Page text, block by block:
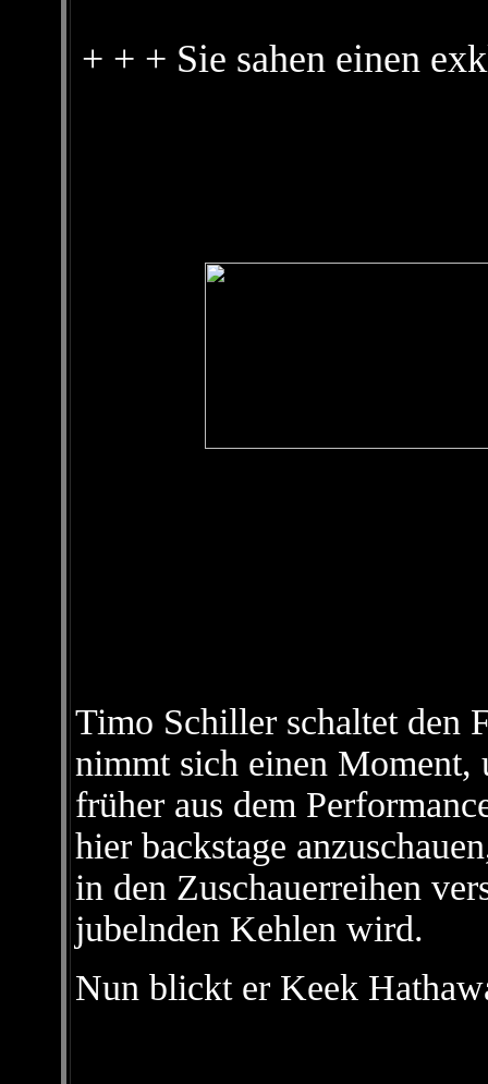
+ + + Sie sahen einen
Timo Schiller schaltet den
nimmt sich einen Moment,
früher aus dem
hier backstage
in den Zuschauerreihen
jubelnden Kehlen wird.
Nun blickt er Keek